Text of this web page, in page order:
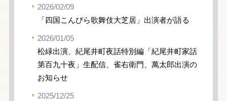
2026/02/09
「四国こんぴら歌舞伎大芝居」出演者が語る
2026/01/05
松緑出演、紀尾井町夜話特別編「紀尾井町家話
第百九十夜」生配信、雀右衛門、萬太郎出演の
お知らせ
2025/12/25